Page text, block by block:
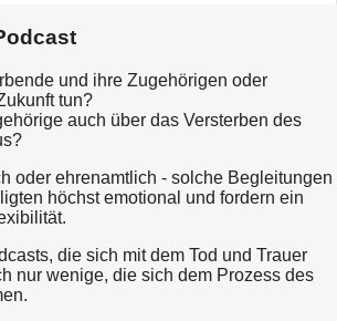
und ihre Zugehörigen oder
tun?
auch über das Versterben des
oder ehrenamtlich - solche Begleitungen
höchst emotional und fordern ein
die sich mit dem Tod und Trauer
nur wenige, die sich dem Prozess des